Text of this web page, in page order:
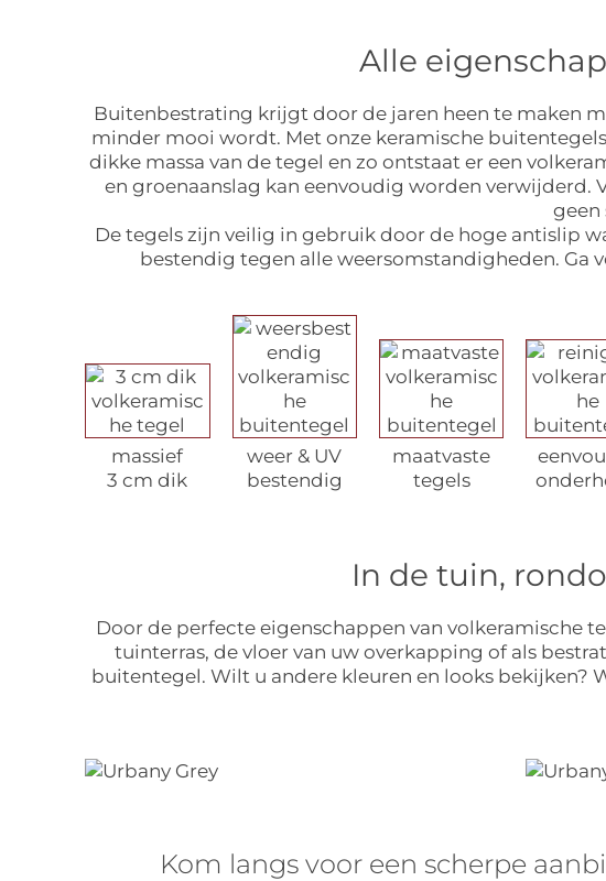
Alle
Buitenbestrating krijgt door de jaren heen te maken
minder mooi wordt. Met onze keramische
dikke massa van de tegel en zo ontstaat er een
en groenaanslag kan eenvoudig worden verwijderd.
geen
De tegels zijn veilig in gebruik door de hoge antislip
bestendig tegen alle weersomstandigheden. Ga
massief
3 cm dik
weer & UV
bestendig
maatvaste
tegels
In de tuin,
Door de perfecte eigenschappen van volkeramische
tuinterras, de vloer van uw overkapping of als
buitentegel. Wilt u andere kleuren en looks bekijken?
Kom langs voor een scherpe